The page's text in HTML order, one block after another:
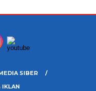
SIBER
IKLAN